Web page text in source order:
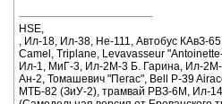
HSE,
, Ил-18, Ил-38, He-111, Автобус КАвЗ-
Camel, Triplane, Levavasseur
Ил-1, МиГ-3, Ил-2М-3 Б. Гарина, Ил-
Ан-2, Томашевич "Пегас", Bell P-39
МТБ-82 (ЗиУ-2), трамвай РВЗ-6М, Ил-